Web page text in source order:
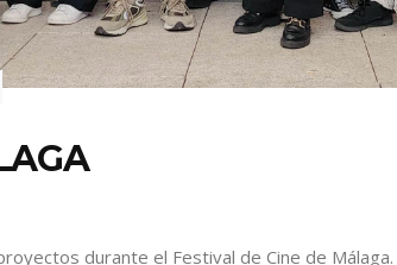
durante el Festival de Cine de